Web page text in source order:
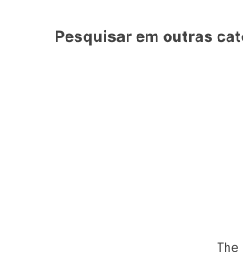
Pesquisar em outras
The